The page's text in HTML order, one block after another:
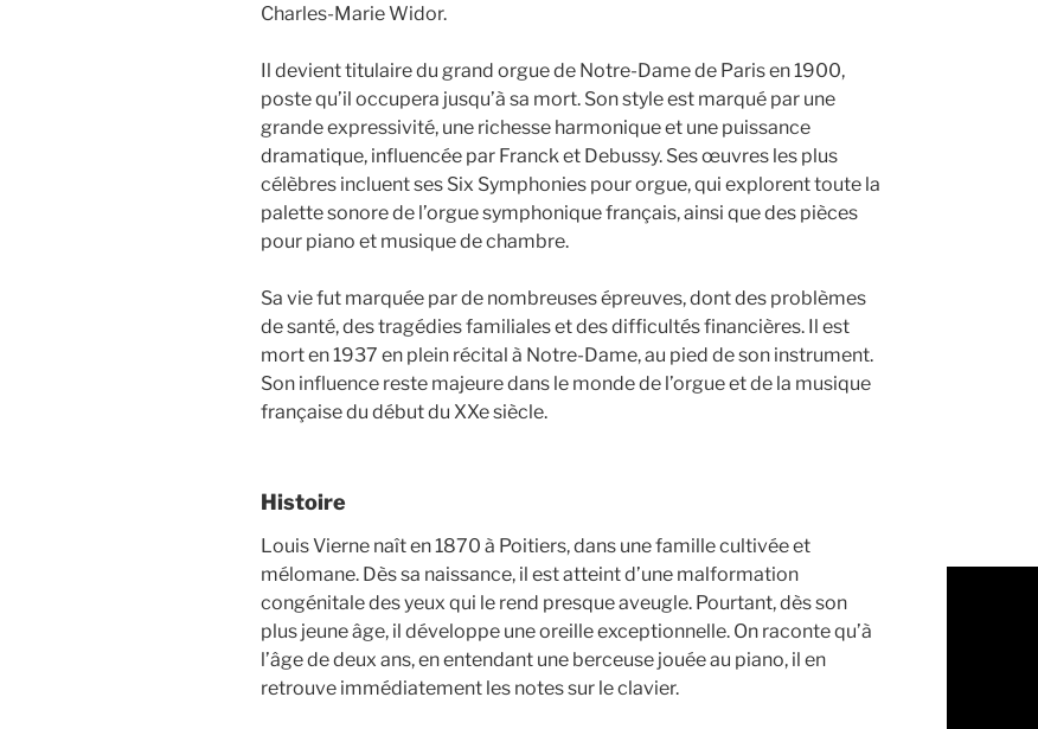
Charles-Marie Widor.
Il devient titulaire du grand orgue de Notre-Dame de Paris en 1900,
poste qu’il occupera jusqu’à sa mort. Son style est marqué par une
grande expressivité, une richesse harmonique et une puissance
dramatique, influencée par Franck et Debussy. Ses œuvres les plus
célèbres incluent ses Six Symphonies pour orgue, qui explorent toute la
palette sonore de l’orgue symphonique français, ainsi que des pièces
pour piano et musique de chambre.
Sa vie fut marquée par de nombreuses épreuves, dont des problèmes
de santé, des tragédies familiales et des difficultés financières. Il est
mort en 1937 en plein récital à Notre-Dame, au pied de son instrument.
Son influence reste majeure dans le monde de l’orgue et de la musique
française du début du XXe siècle.
Histoire
Louis Vierne naît en 1870 à Poitiers, dans une famille cultivée et
mélomane. Dès sa naissance, il est atteint d’une malformation
congénitale des yeux qui le rend presque aveugle. Pourtant, dès son
plus jeune âge, il développe une oreille exceptionnelle. On raconte qu’à
l’âge de deux ans, en entendant une berceuse jouée au piano, il en
retrouve immédiatement les notes sur le clavier.